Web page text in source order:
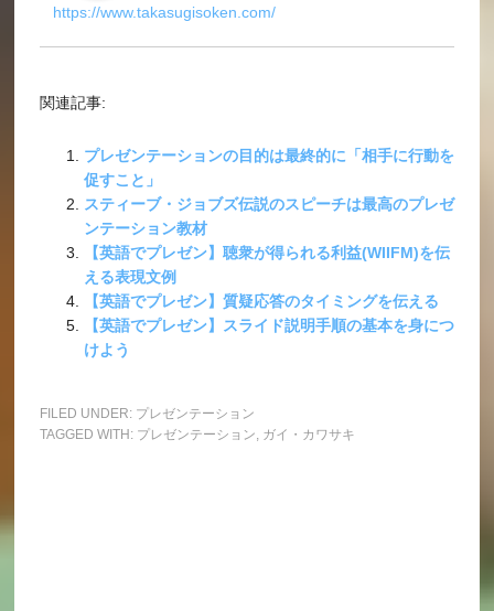
https://www.takasugisoken.com/
関連記事:
プレゼンテーションの目的は最終的に「相手に行動を
促すこと」
スティーブ・ジョブズ伝説のスピーチは最高のプレゼ
ンテーション教材
【英語でプレゼン】聴衆が得られる利益(WIIFM)を伝
える表現文例
【英語でプレゼン】質疑応答のタイミングを伝える
【英語でプレゼン】スライド説明手順の基本を身につ
けよう
FILED UNDER: プレゼンテーション
TAGGED WITH: プレゼンテーション, ガイ・カワサキ